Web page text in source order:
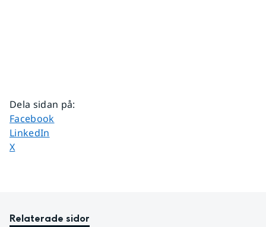
Dela sidan på:
Dela sidan på
Facebook
Dela sidan på
LinkedIn
Dela sidan på
X
Relaterade sidor